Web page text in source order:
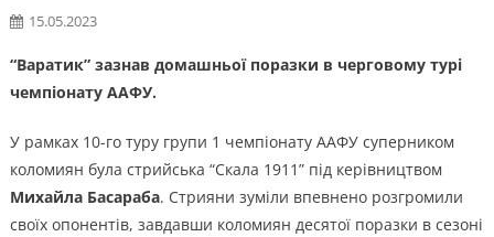
15.05.2023
“Варатик” зазнав домашньої поразки в черговому турі
чемпіонату ААФУ.
У рамках 10-го туру групи 1 чемпіонату ААФУ суперником
коломиян була стрийська “Скала 1911” під керівництвом
Михайла Басараба. Стрияни зуміли впевнено розгромили
своїх опонентів, завдавши коломиян десятої поразки в сезоні